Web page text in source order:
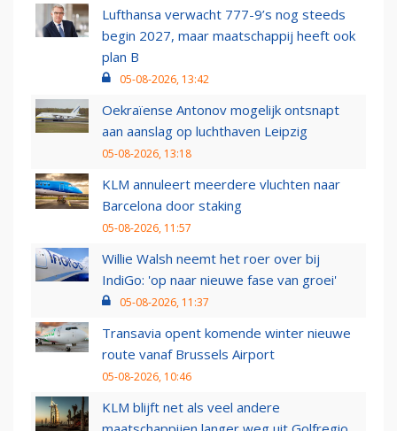
Lufthansa verwacht 777-9’s nog steeds
begin 2027, maar maatschappij heeft ook
plan B
05-08-2026, 13:42
Oekraïense Antonov mogelijk ontsnapt
aan aanslag op luchthaven Leipzig
05-08-2026, 13:18
KLM annuleert meerdere vluchten naar
Barcelona door staking
05-08-2026, 11:57
Willie Walsh neemt het roer over bij
IndiGo: 'op naar nieuwe fase van groei'
05-08-2026, 11:37
Transavia opent komende winter nieuwe
route vanaf Brussels Airport
05-08-2026, 10:46
KLM blijft net als veel andere